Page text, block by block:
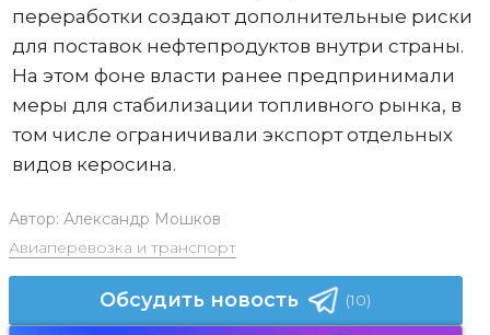
переработки создают дополнительные риски
для поставок нефтепродуктов внутри страны.
На этом фоне власти ранее предпринимали
меры для стабилизации топливного рынка, в
том числе ограничивали экспорт отдельных
видов керосина.
Автор: Александр Мошков
Авиаперевозка и транспорт
Обсудить новость (10)